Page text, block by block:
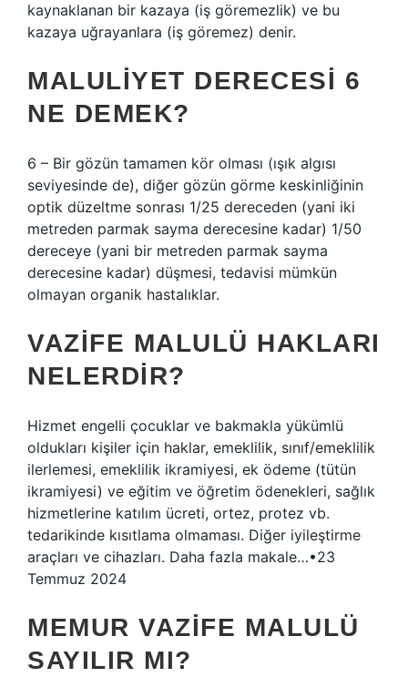
kaynaklanan bir kazaya (iş göremezlik) ve bu
kazaya uğrayanlara (iş göremez) denir.
MALULIYET DERECESI 6
NE DEMEK?
6 – Bir gözün tamamen kör olması (ışık algısı
seviyesinde de), diğer gözün görme keskinliğinin
optik düzeltme sonrası 1/25 dereceden (yani iki
metreden parmak sayma derecesine kadar) 1/50
dereceye (yani bir metreden parmak sayma
derecesine kadar) düşmesi, tedavisi mümkün
olmayan organik hastalıklar.
VAZIFE MALULÜ HAKLARI
NELERDIR?
Hizmet engelli çocuklar ve bakmakla yükümlü
oldukları kişiler için haklar, emeklilik, sınıf/emeklilik
ilerlemesi, emeklilik ikramiyesi, ek ödeme (tütün
ikramiyesi) ve eğitim ve öğretim ödenekleri, sağlık
hizmetlerine katılım ücreti, ortez, protez vb.
tedarikinde kısıtlama olmaması. Diğer iyileştirme
araçları ve cihazları. Daha fazla makale…•23
Temmuz 2024
MEMUR VAZIFE MALULÜ
SAYILIR MI?